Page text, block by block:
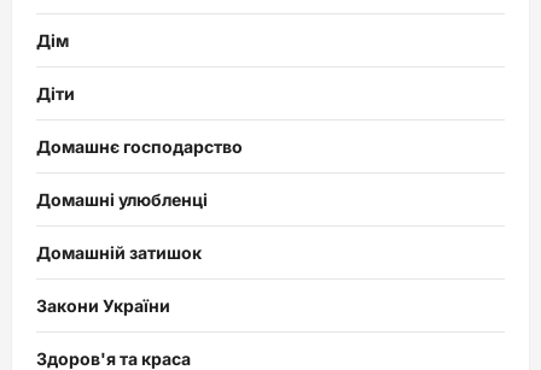
Дім
Діти
Домашнє господарство
Домашні улюбленці
Домашній затишок
Закони України
Здоров'я та краса